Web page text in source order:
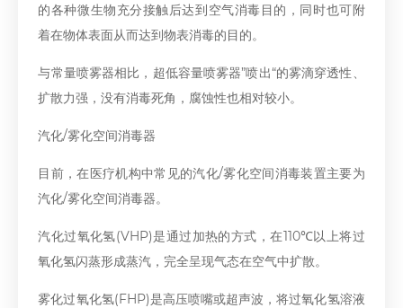
的各种微生物充分接触后达到空气消毒目的，同时也可附
着在物体表面从而达到物表消毒的目的。
与常量喷雾器相比，超低容量喷雾器”喷出“的雾滴穿透性、
扩散力强，没有消毒死角，腐蚀性也相对较小。
汽化/雾化空间消毒器
目前，在医疗机构中常见的汽化/雾化空间消毒装置主要为
汽化/雾化空间消毒器。
汽化过氧化氢(VHP)是通过加热的方式，在110℃以上将过
氧化氢闪蒸形成蒸汽，完全呈现气态在空气中扩散。
雾化过氧化氢(FHP)是高压喷嘴或超声波，将过氧化氢溶液